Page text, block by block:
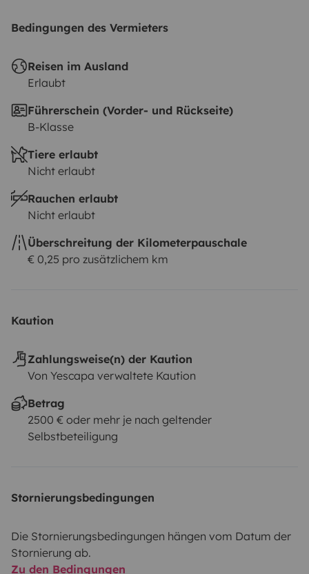
Bedingungen des Vermieters
Reisen im Ausland
Erlaubt
Führerschein (Vorder- und Rückseite)
B-Klasse
Tiere erlaubt
Nicht erlaubt
Rauchen erlaubt
Nicht erlaubt
Überschreitung der Kilometerpauschale
€ 0,25 pro zusätzlichem km
Kaution
Zahlungsweise(n) der Kaution
Von Yescapa verwaltete Kaution
Betrag
2500 € oder mehr je nach geltender
Selbstbeteiligung
Stornierungsbedingungen
Die Stornierungsbedingungen hängen vom Datum der
Stornierung ab.
Zu den Bedingungen